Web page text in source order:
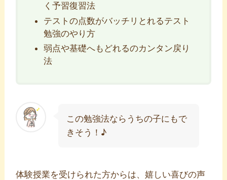
く予習復習法
テストの点数がバッチリとれるテスト
勉強のやり方
弱点や基礎へもどれるのカンタン戻り
法
この勉強法ならうちの子にもで
きそう！♪
体験授業を受けられた方からは、嬉しい喜びの声